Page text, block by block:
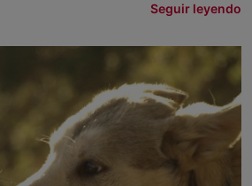
Seguir leyendo